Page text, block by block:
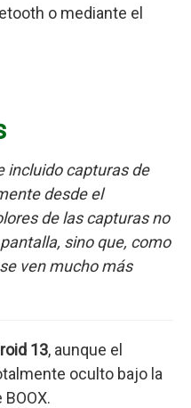
o mediante el
incluido capturas de
desde el
de las capturas no
sino que, como
ven mucho más
13, aunque el
oculto bajo la